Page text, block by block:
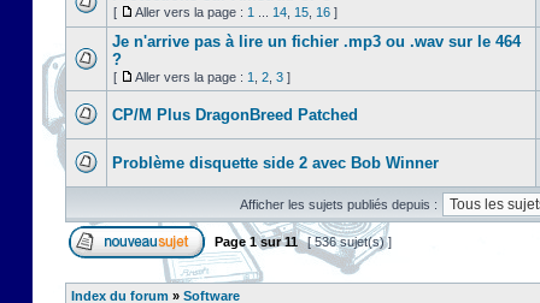
[ Aller vers la page : 1 14 15 16 ]
Je n'arrive pas à lire un fichier .mp3 ou .wav sur le 464
?
[ Aller vers la page : 1 2 3 ]
CP/M Plus DragonBreed Patched
Problème disquette side 2 avec Bob Winner
Afficher les sujets publiés depuis :
Page 1sur11 [ 536 sujet(s) ]
Index du forum » Software